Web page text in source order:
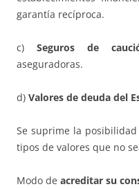
garantía recíproca.
c) Seguros de
aseguradoras.
d) Valores de deuda del
Se suprime la
tipos de valores que no
Modo de acreditar su